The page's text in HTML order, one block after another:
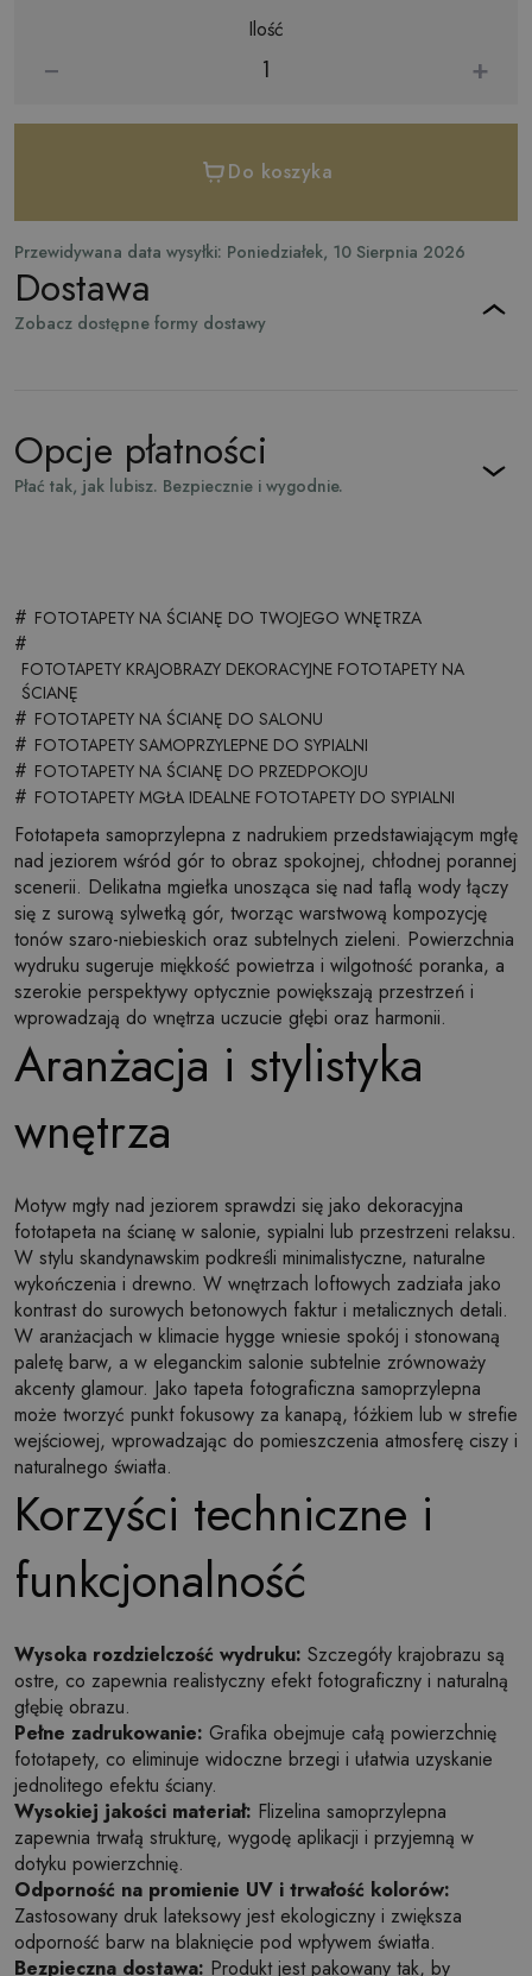
Ilość
− +
Do koszyka
Przewidywana data wysyłki: Poniedziałek, 10 Sierpnia 2026
Dostawa
Zobacz dostępne formy dostawy
Opcje płatności
Płać tak, jak lubisz. Bezpiecznie i wygodnie.
# FOTOTAPETY NA ŚCIANĘ DO TWOJEGO WNĘTRZA
#
FOTOTAPETY KRAJOBRAZY DEKORACYJNE FOTOTAPETY NA
ŚCIANĘ
# FOTOTAPETY NA ŚCIANĘ DO SALONU
# FOTOTAPETY SAMOPRZYLEPNE DO SYPIALNI
# FOTOTAPETY NA ŚCIANĘ DO PRZEDPOKOJU
# FOTOTAPETY MGŁA IDEALNE FOTOTAPETY DO SYPIALNI
Fototapeta samoprzylepna z nadrukiem przedstawiającym mgłę
nad jeziorem wśród gór to obraz spokojnej, chłodnej porannej
scenerii. Delikatna mgiełka unosząca się nad taflą wody łączy
się z surową sylwetką gór, tworząc warstwową kompozycję
tonów szaro-niebieskich oraz subtelnych zieleni. Powierzchnia
wydruku sugeruje miękkość powietrza i wilgotność poranka, a
szerokie perspektywy optycznie powiększają przestrzeń i
wprowadzają do wnętrza uczucie głębi oraz harmonii.
Aranżacja i stylistyka
wnętrza
Motyw mgły nad jeziorem sprawdzi się jako dekoracyjna
fototapeta na ścianę w salonie, sypialni lub przestrzeni relaksu.
W stylu skandynawskim podkreśli minimalistyczne, naturalne
wykończenia i drewno. W wnętrzach loftowych zadziała jako
kontrast do surowych betonowych faktur i metalicznych detali.
W aranżacjach w klimacie hygge wniesie spokój i stonowaną
paletę barw, a w eleganckim salonie subtelnie zrównoważy
akcenty glamour. Jako tapeta fotograficzna samoprzylepna
może tworzyć punkt fokusowy za kanapą, łóżkiem lub w strefie
wejściowej, wprowadzając do pomieszczenia atmosferę ciszy i
naturalnego światła.
Korzyści techniczne i
funkcjonalność
Wysoka rozdzielczość wydruku: Szczegóły krajobrazu są
ostre, co zapewnia realistyczny efekt fotograficzny i naturalną
głębię obrazu.
Pełne zadrukowanie: Grafika obejmuje całą powierzchnię
fototapety, co eliminuje widoczne brzegi i ułatwia uzyskanie
jednolitego efektu ściany.
Wysokiej jakości materiał: Flizelina samoprzylepna
zapewnia trwałą strukturę, wygodę aplikacji i przyjemną w
dotyku powierzchnię.
Odporność na promienie UV i trwałość kolorów:
Zastosowany druk lateksowy jest ekologiczny i zwiększa
odporność barw na blaknięcie pod wpływem światła.
Bezpieczna dostawa: Produkt jest pakowany tak, by